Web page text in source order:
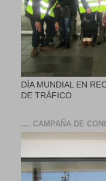
DÍA MUNDIAL EN
DE TRÁFICO
.... CAMPAÑA DE